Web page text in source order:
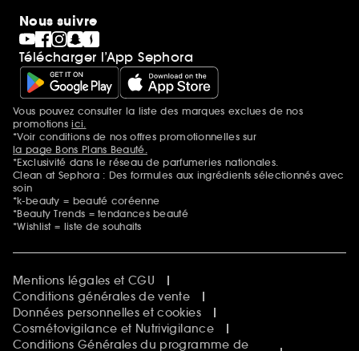
Nous suivre
Télécharger l’App Sephora
Mentions additionnelles
Vous pouvez consulter la liste des marques exclues de nos
promotionsici.
*Voir conditions de nos offres promotionnelles sur
la page Bons Plans Beauté.
*Exclusivité dans le réseau de parfumeries nationales.
Clean at Sephora : Des formules aux ingrédients sélectionnés avec
soin
*k-beauty = beauté coréenne
*Beauty Trends = tendances beauté
*Wishlist = liste de souhaits
Mentions légales et CGU
Conditions générales de vente
Données personnelles et cookies
Cosmétovigilance et Nutrivigilance
Conditions Générales du programme de